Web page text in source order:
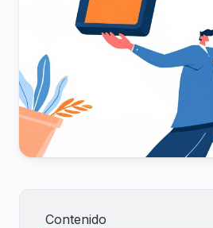
Contenido